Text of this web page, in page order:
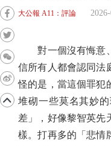
大公報 A11：評論
對一個沒有悔意、
信所有人都會認同法
怪的是，當這個罪犯
堆砌一些莫名其妙
差」，好像黎智英先
樣。打再多的「悲情